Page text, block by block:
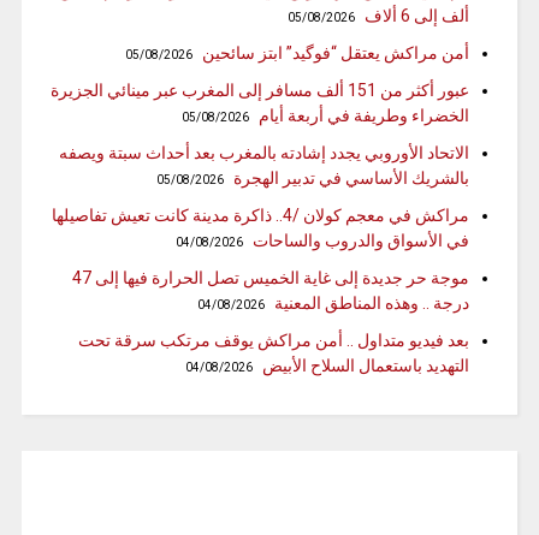
ألف إلى 6 ألاف
05/08/2026
أمن مراكش يعتقل “فوگيد” ابتز سائحين 05/08/2026
عبور أكثر من 151 ألف مسافر إلى المغرب عبر مينائي الجزيرة
الخضراء وطريفة في أربعة أيام
05/08/2026
الاتحاد الأوروبي يجدد إشادته بالمغرب بعد أحداث سبتة ويصفه
بالشريك الأساسي في تدبير الهجرة
05/08/2026
مراكش في معجم كولان /4.. ذاكرة مدينة كانت تعيش تفاصيلها
في الأسواق والدروب والساحات
04/08/2026
موجة حر جديدة إلى غاية الخميس تصل الحرارة فيها إلى 47
درجة .. وهذه المناطق المعنية
04/08/2026
بعد فيديو متداول .. أمن مراكش يوقف مرتكب سرقة تحت
التهديد باستعمال السلاح الأبيض
04/08/2026